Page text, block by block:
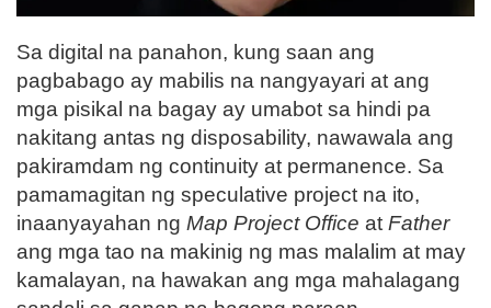
Sa digital na panahon, kung saan ang
pagbabago ay mabilis na nangyayari at ang
mga pisikal na bagay ay umabot sa hindi pa
nakitang antas ng disposability, nawawala ang
pakiramdam ng continuity at permanence. Sa
pamamagitan ng speculative project na ito,
inaanyayahan ng Map Project Office at Father
ang mga tao na makinig ng mas malalim at may
kamalayan, na hawakan ang mga mahalagang